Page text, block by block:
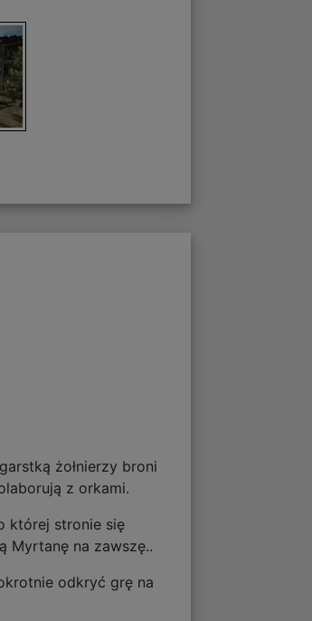
żołnierzy broni
z orkami.
której stronie się
Myrtanę na zawszę..
odkryć grę na